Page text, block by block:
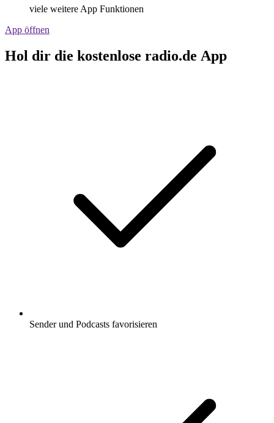
viele weitere App Funktionen
App öffnen
Hol dir die kostenlose radio.de App
Sender und Podcasts favorisieren